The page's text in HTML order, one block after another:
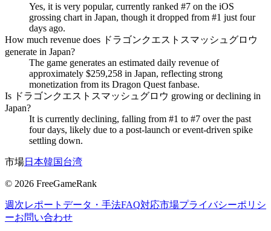
Yes, it is very popular, currently ranked #7 on the iOS
grossing chart in Japan, though it dropped from #1 just four
days ago.
How much revenue does ドラゴンクエストスマッシュグロウ
generate in Japan?
The game generates an estimated daily revenue of
approximately $259,258 in Japan, reflecting strong
monetization from its Dragon Quest fanbase.
Is ドラゴンクエストスマッシュグロウ growing or declining in
Japan?
It is currently declining, falling from #1 to #7 over the past
four days, likely due to a post-launch or event-driven spike
settling down.
市場日本韓国台湾
© 2026 FreeGameRank
週次レポート データ・手法FAQ対応市場プライバシーポリシ
ーお問い合わせ